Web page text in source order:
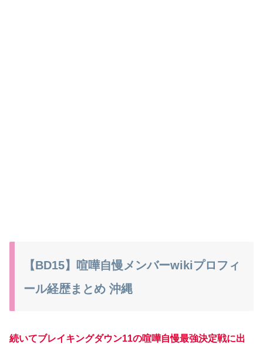
【BD15】喧嘩自慢メンバーwikiプロフィ
ール経歴まとめ 沖縄
続いてブレイキングダウン11の喧嘩自慢最強決定戦に出